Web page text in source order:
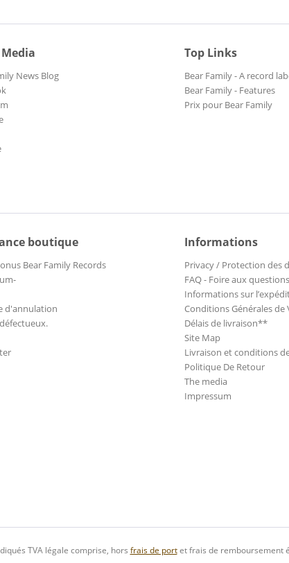
News Blog
Top Links
Bear Family - A record
Bear Family - Features
Prix pour Bear Family
boutique
Bear Family Records
d'annulation
Informations
Privacy / Protection des
FAQ - Foire aux questions
Informations sur
Conditions Générales de
Délais de livraison**
Site Map
Livraison et conditions
Politique De Retour
The media
Impressum
TVA légale comprise, hors frais de portet frais de remboursement